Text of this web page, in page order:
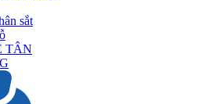
sắt
TÂN